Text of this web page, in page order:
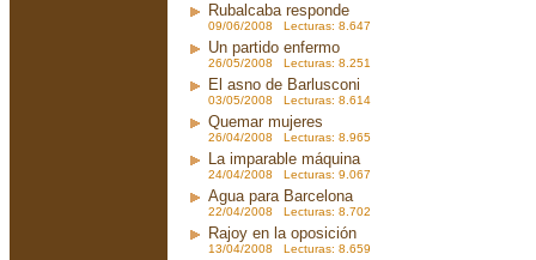
Rubalcaba responde
09/06/2008 Lecturas: 8.647
Un partido enfermo
26/05/2008 Lecturas: 8.251
El asno de Barlusconi
03/05/2008 Lecturas: 8.614
Quemar mujeres
26/04/2008 Lecturas: 8.965
La imparable máquina
24/04/2008 Lecturas: 9.067
Agua para Barcelona
22/04/2008 Lecturas: 8.702
Rajoy en la oposición
13/04/2008 Lecturas: 8.659